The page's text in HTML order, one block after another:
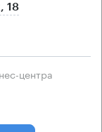
18
центра